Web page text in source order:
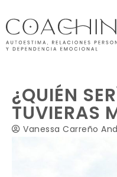
¿QUIÉN
TUVIERAS
Vanessa Carreño